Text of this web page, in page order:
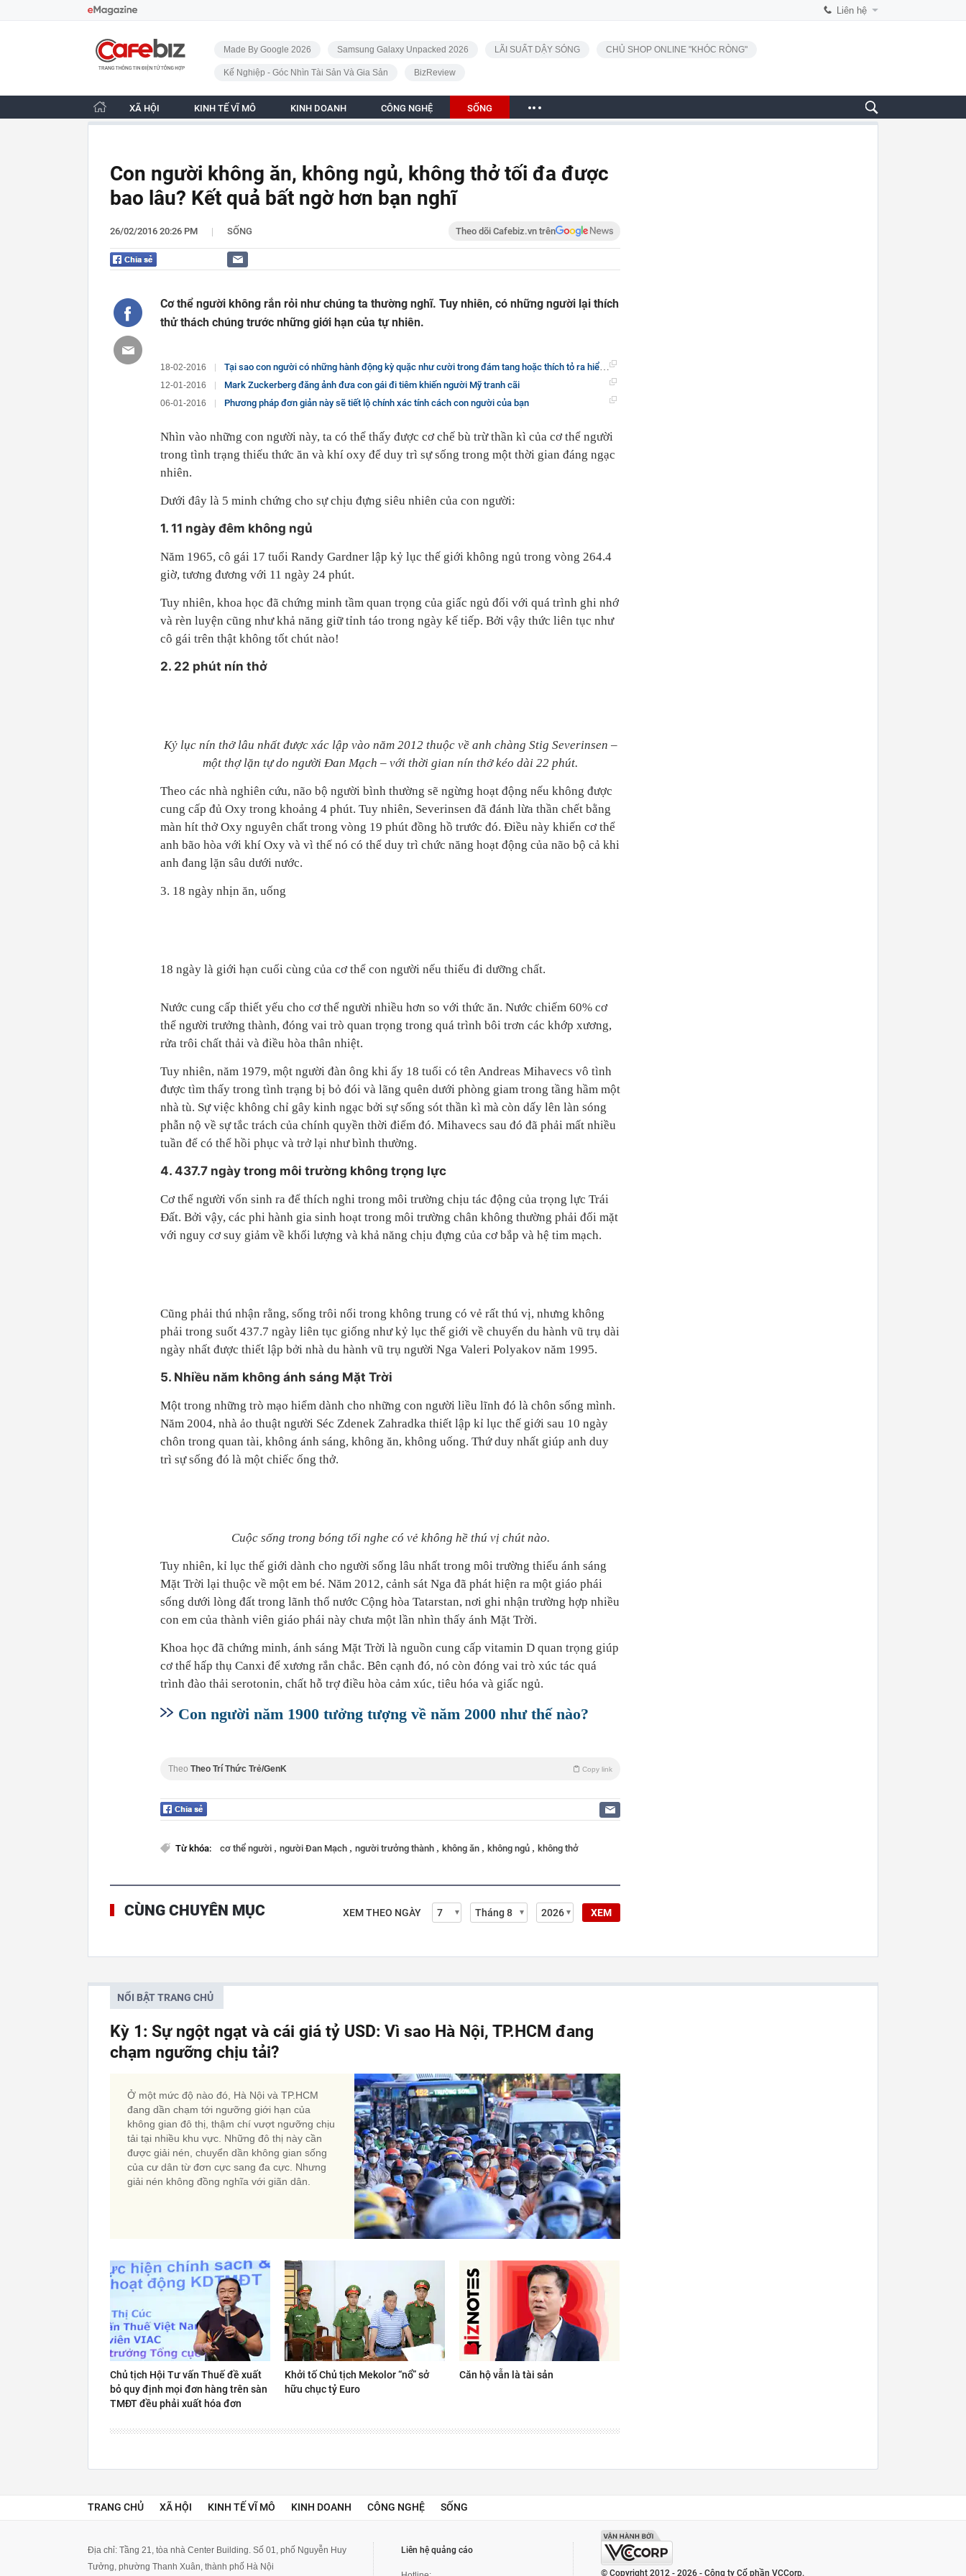
Liên hệ
CafeBiz - Trang chủ
Made By Google 2026 Samsung Galaxy Unpacked 2026 LÃI SUẤT DẬY SÓNG CHỦ SHOP ONLINE "KHÓC RÒNG"
Kế Nghiệp - Góc Nhìn Tài Sản Và Gia Sản BizReview
XÃ HỘI KINH TẾ VĨ MÔ KINH DOANH CÔNG NGHỆ SỐNG
Con người không ăn, không ngủ, không thở tối đa được
bao lâu? Kết quả bất ngờ hơn bạn nghĩ
26/02/2016 20:26 PM | SỐNG Theo dõi Cafebiz.vn trên
Cơ thể người không rắn rỏi như chúng ta thường nghĩ. Tuy nhiên, có những người lại thích
thử thách chúng trước những giới hạn của tự nhiên.
18-02-2016 Tại sao con người có những hành động kỳ quặc như cười trong đám tang hoặc thích tỏ ra hiểu biết ?
12-01-2016 Mark Zuckerberg đăng ảnh đưa con gái đi tiêm khiến người Mỹ tranh cãi
06-01-2016 Phương pháp đơn giản này sẽ tiết lộ chính xác tính cách con người của bạn
Nhìn vào những con người này, ta có thể thấy được cơ chế bù trừ thần kì của cơ thể người
trong tình trạng thiếu thức ăn và khí oxy để duy trì sự sống trong một thời gian đáng ngạc
nhiên.
Dưới đây là 5 minh chứng cho sự chịu đựng siêu nhiên của con người:
1. 11 ngày đêm không ngủ
Năm 1965, cô gái 17 tuổi Randy Gardner lập kỷ lục thế giới không ngủ trong vòng 264.4
giờ, tương đương với 11 ngày 24 phút.
Tuy nhiên, khoa học đã chứng minh tầm quan trọng của giấc ngủ đối với quá trình ghi nhớ
và rèn luyện cũng như khả năng giữ tỉnh táo trong ngày kế tiếp. Bởi vậy thức liên tục như
cô gái trên thật không tốt chút nào!
2. 22 phút nín thở
Kỷ lục nín thở lâu nhất được xác lập vào năm 2012 thuộc về anh chàng Stig Severinsen –
một thợ lặn tự do người Đan Mạch – với thời gian nín thở kéo dài 22 phút.
Theo các nhà nghiên cứu, não bộ người bình thường sẽ ngừng hoạt động nếu không được
cung cấp đủ Oxy trong khoảng 4 phút. Tuy nhiên, Severinsen đã đánh lừa thần chết bằng
màn hít thở Oxy nguyên chất trong vòng 19 phút đồng hồ trước đó. Điều này khiến cơ thể
anh bão hòa với khí Oxy và vì thế nó có thể duy trì chức năng hoạt động của não bộ cả khi
anh đang lặn sâu dưới nước.
3. 18 ngày nhịn ăn, uống
18 ngày là giới hạn cuối cùng của cơ thể con người nếu thiếu đi dưỡng chất.
Nước cung cấp thiết yếu cho cơ thể người nhiều hơn so với thức ăn. Nước chiếm 60% cơ
thể người trưởng thành, đóng vai trò quan trọng trong quá trình bôi trơn các khớp xương,
rửa trôi chất thải và điều hòa thân nhiệt.
Tuy nhiên, năm 1979, một người đàn ông khi ấy 18 tuổi có tên Andreas Mihavecs vô tình
được tìm thấy trong tình trạng bị bỏ đói và lãng quên dưới phòng giam trong tầng hầm một
nhà tù. Sự việc không chỉ gây kinh ngạc bởi sự sống sót thần kì mà còn dấy lên làn sóng
phẫn nộ về sự tắc trách của chính quyền thời điểm đó. Mihavecs sau đó đã phải mất nhiều
tuần để có thể hồi phục và trở lại như bình thường.
4. 437.7 ngày trong môi trường không trọng lực
Cơ thể người vốn sinh ra để thích nghi trong môi trường chịu tác động của trọng lực Trái
Đất. Bởi vậy, các phi hành gia sinh hoạt trong môi trường chân không thường phải đối mặt
với nguy cơ suy giảm về khối lượng và khả năng chịu đựng của cơ bắp và hệ tim mạch.
Cũng phải thú nhận rằng, sống trôi nổi trong không trung có vẻ rất thú vị, nhưng không
phải trong suốt 437.7 ngày liên tục giống như kỷ lục thế giới về chuyến du hành vũ trụ dài
ngày nhất được thiết lập bởi nhà du hành vũ trụ người Nga Valeri Polyakov năm 1995.
5. Nhiều năm không ánh sáng Mặt Trời
Một trong những trò mạo hiểm dành cho những con người liều lĩnh đó là chôn sống mình.
Năm 2004, nhà ảo thuật người Séc Zdenek Zahradka thiết lập kỉ lục thế giới sau 10 ngày
chôn trong quan tài, không ánh sáng, không ăn, không uống. Thứ duy nhất giúp anh duy
trì sự sống đó là một chiếc ống thở.
Cuộc sống trong bóng tối nghe có vẻ không hề thú vị chút nào.
Tuy nhiên, kỉ lục thế giới dành cho người sống lâu nhất trong môi trường thiếu ánh sáng
Mặt Trời lại thuộc về một em bé. Năm 2012, cảnh sát Nga đã phát hiện ra một giáo phái
sống dưới lòng đất trong lãnh thổ nước Cộng hòa Tatarstan, nơi ghi nhận trường hợp nhiều
con em của thành viên giáo phái này chưa một lần nhìn thấy ánh Mặt Trời.
Khoa học đã chứng minh, ánh sáng Mặt Trời là nguồn cung cấp vitamin D quan trọng giúp
cơ thể hấp thụ Canxi để xương rắn chắc. Bên cạnh đó, nó còn đóng vai trò xúc tác quá
trình đào thải serotonin, chất hỗ trợ điều hòa cảm xúc, tiêu hóa và giấc ngủ.
Con người năm 1900 tưởng tượng về năm 2000 như thế nào?
Theo Theo Trí Thức Trẻ/GenK Copy link
Từ khóa: cơ thể người , người Đan Mạch , người trưởng thành , không ăn , không ngủ , không thở
CÙNG CHUYÊN MỤC XEM THEO NGÀY XEM
NỔI BẬT TRANG CHỦ
Kỳ 1: Sự ngột ngạt và cái giá tỷ USD: Vì sao Hà Nội, TP.HCM đang
chạm ngưỡng chịu tải?
Ở một mức độ nào đó, Hà Nội và TP.HCM
đang dần chạm tới ngưỡng giới hạn của
không gian đô thị, thậm chí vượt ngưỡng chịu
tải tại nhiều khu vực. Những đô thị này cần
được giải nén, chuyển dần không gian sống
của cư dân từ đơn cực sang đa cực. Nhưng
giải nén không đồng nghĩa với giãn dân.
Chủ tịch Hội Tư vấn Thuế đề xuất
bỏ quy định mọi đơn hàng trên sàn
TMĐT đều phải xuất hóa đơn
Khởi tố Chủ tịch Mekolor “nổ” sở
hữu chục tỷ Euro
Căn hộ vẫn là tài sản
TRANG CHỦ XÃ HỘI KINH TẾ VĨ MÔ KINH DOANH CÔNG NGHỆ SỐNG
Địa chỉ: Tầng 21, tòa nhà Center Building. Số 01, phố Nguyễn Huy
Tưởng, phường Thanh Xuân, thành phố Hà Nội
Liên hệ quảng cáo
© Copyright 2012 - 2026 - Công ty Cổ phần VCCorp.